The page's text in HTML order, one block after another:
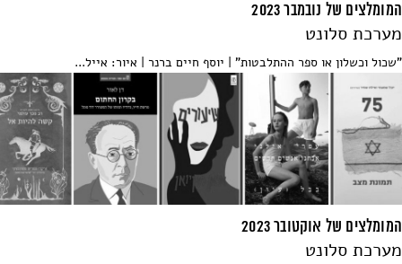
המומלצים של נובמבר 2023
מערכת סלונט
"שכול וכשלון או ספר ההתלבטות" | יוסף חיים ברנר | איור: אייל...
המומלצים של אוקטובר 2023
מערכת סלונט